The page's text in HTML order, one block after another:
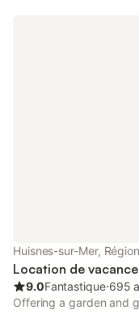
Huisnes-sur-Mer,
Location de
9.0Fantastique⋅695
Offering a garden and